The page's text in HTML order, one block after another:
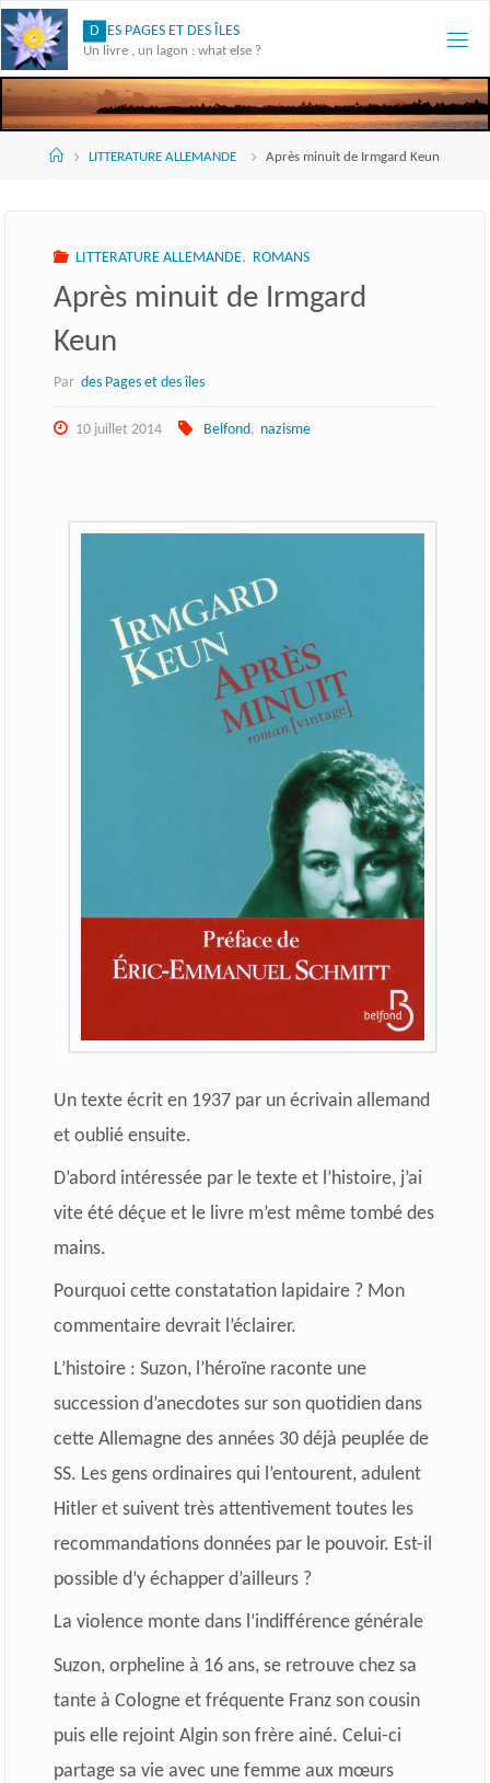
Skip
to
content
D ES PAGES ET DES ÎLES
Un livre , un lagon : what else ?
AccueilLITTERATURE ALLEMANDE Après minuit de Irmgard Keun
LITTERATURE ALLEMANDE, ROMANS
Après minuit de Irmgard
Keun
Par des Pages et des îles
10 juillet 2014 Belfond, nazisme
Un texte écrit en 1937 par un écrivain allemand
et oublié ensuite.
D’abord intéressée par le texte et l’histoire, j’ai
vite été déçue et le livre m’est même tombé des
mains.
Pourquoi cette constatation lapidaire ? Mon
commentaire devrait l’éclairer.
L’histoire : Suzon, l’héroïne raconte une
succession d’anecdotes sur son quotidien dans
cette Allemagne des années 30 déjà peuplée de
SS. Les gens ordinaires qui l’entourent, adulent
Hitler et suivent très attentivement toutes les
recommandations données par le pouvoir. Est-il
possible d’y échapper d’ailleurs ?
La violence monte dans l’indifférence générale
Suzon, orpheline à 16 ans, se retrouve chez sa
tante à Cologne et fréquente Franz son cousin
puis elle rejoint Algin son frère ainé. Celui-ci
partage sa vie avec une femme aux mœurs